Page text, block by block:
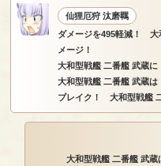
仙狸厄狩 汰磨羈
ダメージを495軽減！ 大
メージ！
大和型戦艦 二番艦 武蔵に
大和型戦艦 二番艦 武蔵は
ブレイク！ 大和型戦艦
大和型戦艦 二番艦 武蔵